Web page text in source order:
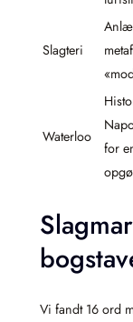
Slagteri
Waterloo
for
Vi fandt 16 ord